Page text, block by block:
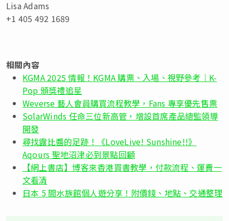
Lisa Adams
+1 405 492 1689
相關內容
KGMA 2025 情報！KGMA 購票、入場、視野參考｜K-
Pop 頒獎禮追星
Weverse 藝人會員購買流程教學，Fans 專享優先售票
SolarWinds 任命三位新高管，增設首席產品總監領導
開發
尋找露比醬的足跡！《LoveLive! Sunshine!!》
Aqours 聖地沼津必到景點回顧
【網上書店】博客來香港買書教學，付款流程、運費一
文看清
日本 5 間水族館個人遊分享！附價錢、地點、交通整理